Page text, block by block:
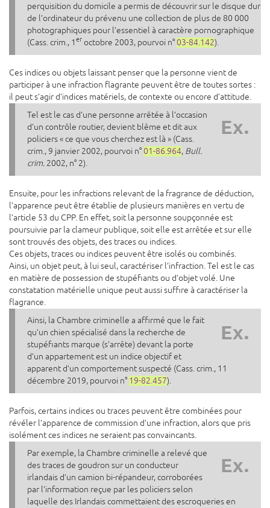
perquisition du domicile a permis de découvrir sur le disque dur
de l’ordinateur du prévenu une collection de plus de 80 000
photographiques pour l’essentiel à caractère pornographique
(Cass. crim., 1 er octobre 2003, pourvoi n°03-84.142).
Ces indices ou objets laissant penser que la personne vient de
participer à une infraction flagrante peuvent être de toutes sortes :
il peut s’agir d’indices matériels, de contexte ou encore d’attitude.
Ex.
Tel est le cas d’une personne arrêtée à l’occasion
d’un contrôle routier, devient blême et dit aux
policiers « ce que vous cherchez est là » (Cass.
crim., 9 janvier 2002, pourvoi n°01-86.964, Bull.
crim. 2002, n° 2).
Ensuite, pour les infractions relevant de la fragrance de déduction,
l’apparence peut être établie de plusieurs manières en vertu de
l’article 53 du CPP. En effet, soit la personne soupçonnée est
poursuivie par la clameur publique, soit elle est arrêtée et sur elle
sont trouvés des objets, des traces ou indices.
Ces objets, traces ou indices peuvent être isolés ou combinés.
Ainsi, un objet peut, à lui seul, caractériser l’infraction. Tel est le cas
en matière de possession de stupéfiants ou d’objet volé. Une
constatation matérielle unique peut aussi suffire à caractériser la
flagrance.
Ex.
Ainsi, la Chambre criminelle a affirmé que le fait
qu’un chien spécialisé dans la recherche de
stupéfiants marque (s’arrête) devant la porte
d’un appartement est un indice objectif et
apparent d’un comportement suspecté (Cass. crim., 11
décembre 2019, pourvoi n° 19-82.457).
Parfois, certains indices ou traces peuvent être combinées pour
révéler l’apparence de commission d’une infraction, alors que pris
isolément ces indices ne seraient pas convaincants.
Ex.
Par exemple, la Chambre criminelle a relevé que
des traces de goudron sur un conducteur
irlandais d’un camion bi-répandeur, corroborées
par l’information reçue par les policiers selon
laquelle des Irlandais commettaient des escroqueries en